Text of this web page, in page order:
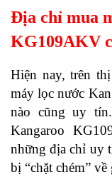
Địa chỉ mua
KG109AKV
Hiện nay, trên
máy lọc nước
nào cũng uy
Kangaroo
những địa chỉ uy
bị “chặt chém” về